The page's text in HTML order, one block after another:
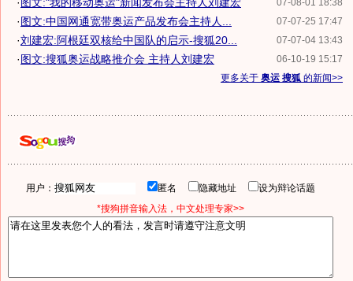
07-08-01 18:38
07-07-25 17:47
·图文:中国网通宽带奥运产品发布会主持人...
07-07-04 13:43
·刘建宏:阿根廷双核给中国队的启示-搜狐20...
06-10-19 15:17
·图文:搜狐奥运战略推介会 主持人刘建宏
更多关于 奥运 搜狐 的新闻>>
用户： 匿名 隐藏地址
设为辩论话题
*搜狗拼音输入法，中文处理专家>>